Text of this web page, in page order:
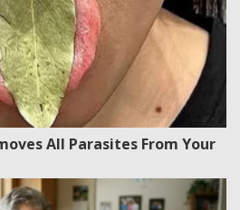
All Parasites From Your